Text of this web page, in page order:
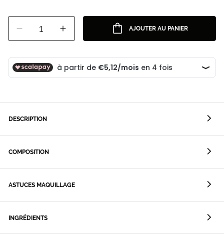
1 AJOUTER AU PANIER
DESCRIPTION
COMPOSITION
ASTUCES MAQUILLAGE
INGRÉDIENTS